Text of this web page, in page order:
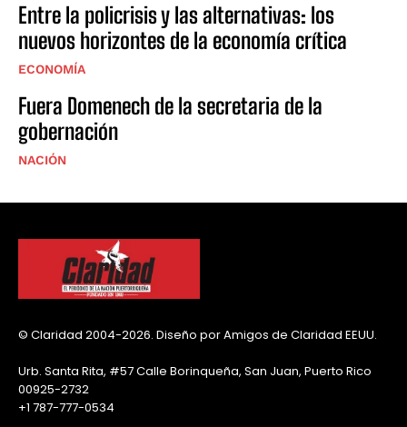
Entre la policrisis y las alternativas: los
nuevos horizontes de la economía crítica
ECONOMÍA
Fuera Domenech de la secretaria de la
gobernación
NACIÓN
© Claridad 2004-2026. Diseño por Amigos de Claridad EEUU.
Urb. Santa Rita, #57 Calle Borinqueña, San Juan, Puerto Rico
00925-2732
+1 787-777-0534